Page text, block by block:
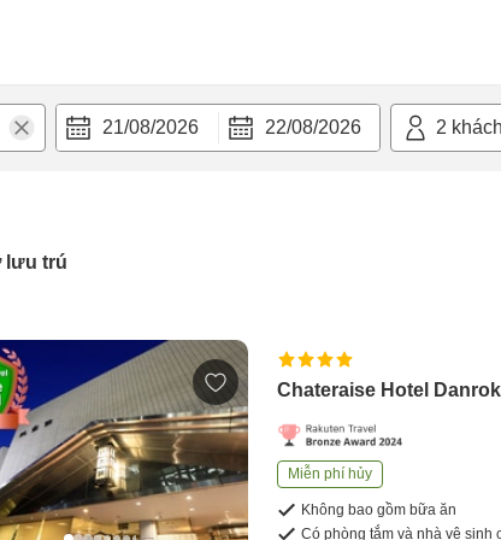
21/08/2026 22/08/2026 2
lưu trú
Chateraise Hotel
Miễn phí hủy
Không bao gồm bữa ăn
Có phòng tắm và nhà vệ sinh